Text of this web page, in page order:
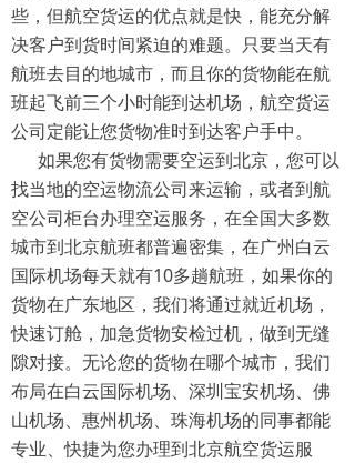
些，但航空货运的优点就是快，能充分解
决客户到货时间紧迫的难题。只要当天有
航班去目的地城市，而且你的货物能在航
班起飞前三个小时能到达机场，航空货运
公司定能让您货物准时到达客户手中。
如果您有货物需要空运到北京，您可以
找当地的空运物流公司来运输，或者到航
空公司柜台办理空运服务，在全国大多数
城市到北京航班都普遍密集，在广州白云
国际机场每天就有10多趟航班，如果你的
货物在广东地区，我们将通过就近机场，
快速订舱，加急货物安检过机，做到无缝
隙对接。无论您的货物在哪个城市，我们
布局在白云国际机场、深圳宝安机场、佛
山机场、惠州机场、珠海机场的同事都能
专业、快捷为您办理到北京航空货运服